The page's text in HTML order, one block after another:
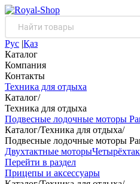
Рус |Қаз
Каталог
Компания
Контакты
Техника для отдыха
Каталог/
Техника для отдыха
Подвесные лодочные моторы
Каталог/Техника для отдыха/
Подвесные лодочные моторы
Двухтактные моторы
Перейти в раздел
Прицепы и аксессуары